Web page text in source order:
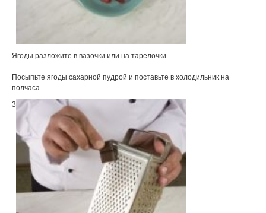
Ягоды разложите в вазочки или на тарелочки.
Посыпьте ягоды сахарной пудрой и поставьте в холодильник на
полчаса.
3